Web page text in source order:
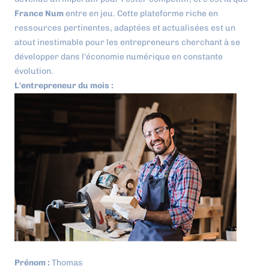
France Numentre en jeu. Cette plateforme riche en
ressources pertinentes, adaptées et actualisées est un
atout inestimable pour les entrepreneurs cherchant à se
développer dans l'économie numérique en constante
évolution.
L'entrepreneur du mois :
Prénom : Thomas